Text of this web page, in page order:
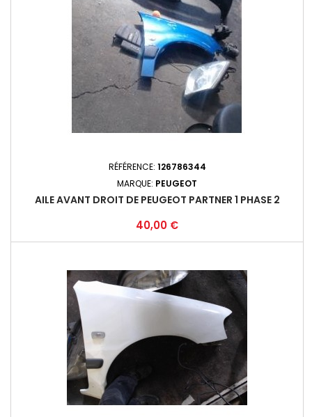
RÉFÉRENCE: 126786344
MARQUE: PEUGEOT
AILE AVANT DROIT DE PEUGEOT PARTNER 1 PHASE 2
Prix
40,00 €